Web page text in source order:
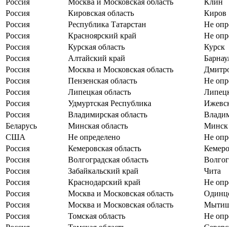
Россия
Кировская область
Киров
Россия
Республика Татарстан
Не
Россия
Красноярский край
Не
Россия
Курская область
Курск
Россия
Алтайский край
Россия
Москва и Московская область
Россия
Пензенская область
Не
Россия
Липецкая область
Россия
Удмуртская Республика
Россия
Владимирская область
Беларусь
Минская область
Минск
США
Не определено
Не
Россия
Кемеровская область
Россия
Волгоградская область
Россия
Забайкальский край
Чита
Россия
Краснодарский край
Не
Россия
Москва и Московская область
Россия
Москва и Московская область
Россия
Томская область
Не